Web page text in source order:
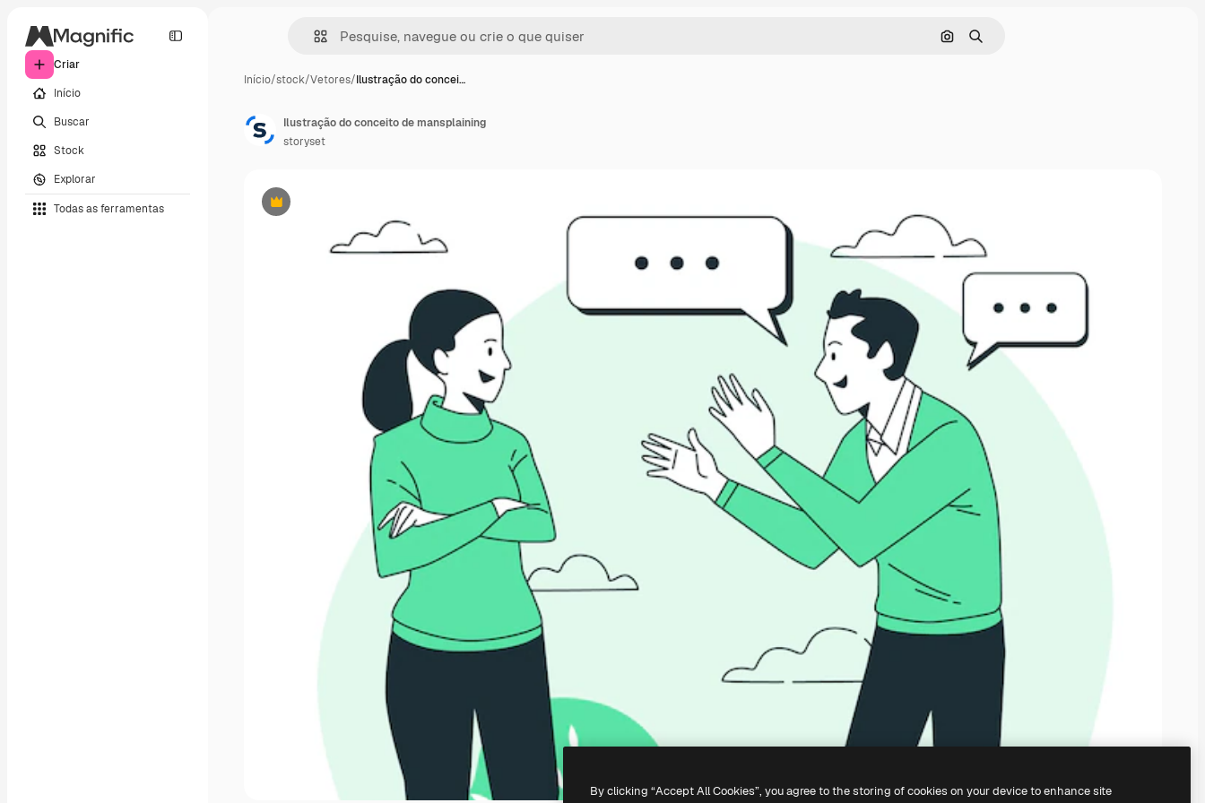
Criar
Início
Buscar
Stock
Explorar
Todas as ferramentas
Pesquisar por imagem
Buscar
Início/stock/Vetores/Ilustração do concei…
Premium
Ilustração do conceito de mansplaining
storyset
By clicking “Accept All Cookies”, you agree to the storing of cookies on your device to enhance site